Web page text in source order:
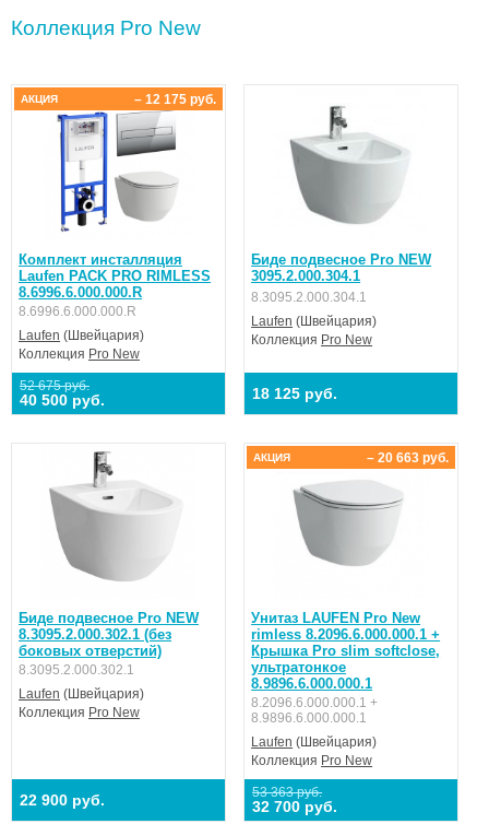
Коллекция Pro New
Комплект инсталляция
Laufen PACK PRO RIMLESS
8.6996.6.000.000.R
8.6996.6.000.000.R
Laufen (Швейцария)
Коллекция Pro New
52 675 руб.
40 500 руб.
– 12 175 руб.
АКЦИЯ
Биде подвесное Pro NEW
3095.2.000.304.1
8.3095.2.000.304.1
Laufen (Швейцария)
Коллекция Pro New
18 125 руб.
Биде подвесное Pro NEW
8.3095.2.000.302.1 (без
боковых отверстий)
8.3095.2.000.302.1
Laufen (Швейцария)
Коллекция Pro New
22 900 руб.
Унитаз LAUFEN Pro New
rimless 8.2096.6.000.000.1 +
Крышка Pro slim softclose,
ультратонкое
8.9896.6.000.000.1
8.2096.6.000.000.1 +
8.9896.6.000.000.1
Laufen (Швейцария)
Коллекция Pro New
53 363 руб.
32 700 руб.
– 20 663 руб.
АКЦИЯ